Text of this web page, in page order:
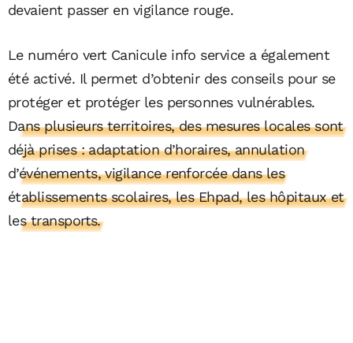
devaient passer en vigilance rouge.
Le numéro vert Canicule info service a également
été activé. Il permet d’obtenir des conseils pour se
protéger et protéger les personnes vulnérables.
Dans plusieurs territoires, des mesures locales sont
déjà prises : adaptation d’horaires, annulation
d’événements, vigilance renforcée dans les
établissements scolaires, les Ehpad, les hôpitaux et
les transports.